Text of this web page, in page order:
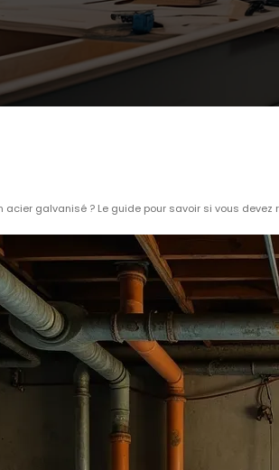
acier galvanisé ? Le guide pour savoir si vous devez